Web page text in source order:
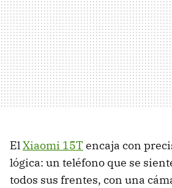
ElXiaomi 15Tencaja con
lógica: un teléfono que se
todos sus frentes, con una